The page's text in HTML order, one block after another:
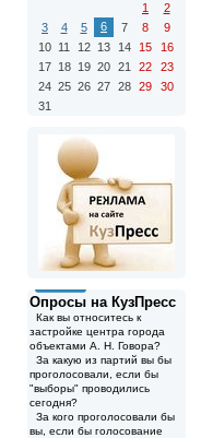
1
2
3
4 5 6 7 8
9
10 11 12 13 14 15
16
17 18 19 20 21 22
23
24 25 26 27 28 29
30
31
Опросы на КузПресс
Как вы относитесь к
застройке центра города
объектами А. Н. Говора?
За какую из партий вы бы
проголосовали, если бы
"выборы" проводились
сегодня?
За кого проголосовали бы
вы, если бы голосование